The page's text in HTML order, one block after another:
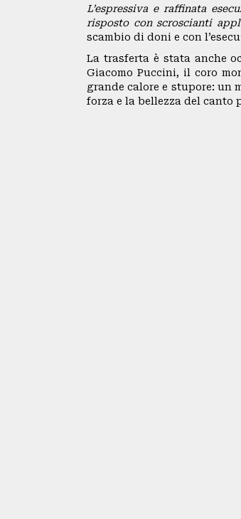
STRUTTURE
OPERATIVE
SEDE
L’espressiva e raffinata
risposto con scroscianti
scambio di doni e con
La trasferta è stata anche
Giacomo Puccini, il coro
grande calore e stupore: un
forza e la bellezza del canto